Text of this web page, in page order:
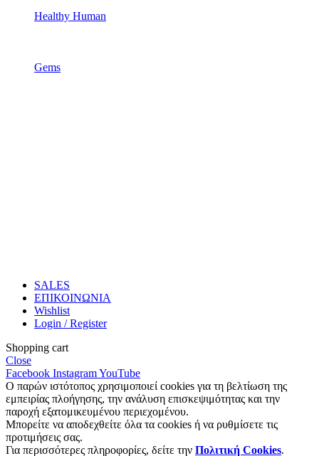
Healthy Human
Gems
SALES
ΕΠΙΚΟΙΝΩΝΙΑ
Wishlist
Login / Register
Shopping cart
Close
Facebook InstagramYouTube
Ο παρών ιστότοπος χρησιμοποιεί cookies για τη βελτίωση της
εμπειρίας πλοήγησης, την ανάλυση επισκεψιμότητας και την
παροχή εξατομικευμένου περιεχομένου.
Μπορείτε να αποδεχθείτε όλα τα cookies ή να ρυθμίσετε τις
προτιμήσεις σας.
Για περισσότερες πληροφορίες, δείτε την Πολιτική Cookies.